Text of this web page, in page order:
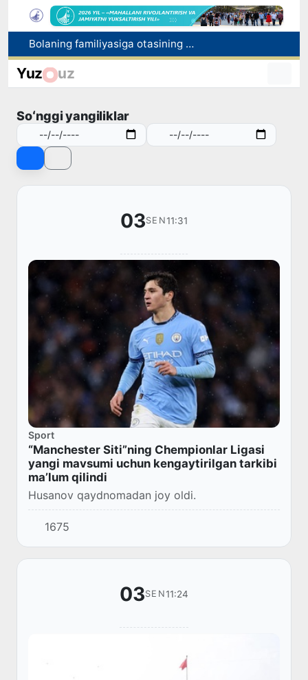
Behruz Karimov faoliyatini Shveytsariyaning «Lugano» klubida davom ettiradi
Ekstremistik tashkilotlar va materiallarning elektron reyestri yuritiladi
Bolaning familiyasiga otasining ismini berishga ruxsat beriladi
Yuz uz
Soʻnggi yangiliklar
03SEN11:31
Sport
“Manchester Siti”ning Chempionlar Ligasi
yangi mavsumi uchun kengaytirilgan tarkibi
maʼlum qilindi
Husanov qaydnomadan joy oldi.
1675
03SEN11:24